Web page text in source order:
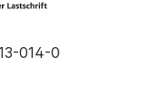
014-0